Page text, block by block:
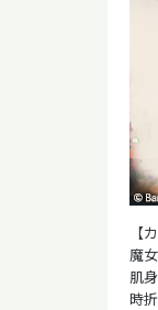
【
魔
肌
時